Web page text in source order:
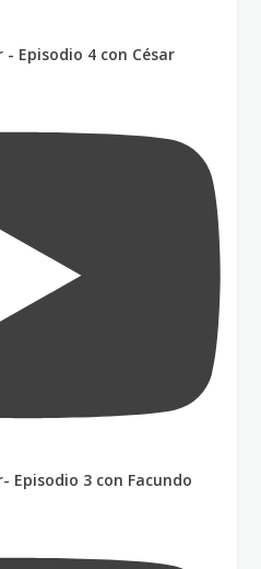
Episodio 4 con César
Episodio 3 con Facundo